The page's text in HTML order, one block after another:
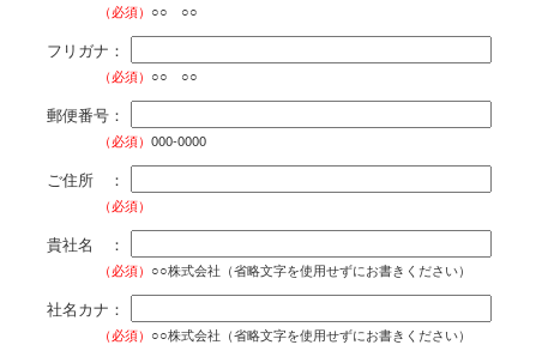
（必須） ○○ ○○
フリガナ：
（必須） ○○ ○○
郵便番号：
（必須） 000-0000
ご住所 ：
（必須）
貴社名 ：
（必須） ○○株式会社（省略文字を使用せずにお書きください）
社名カナ：
（必須） ○○株式会社（省略文字を使用せずにお書きください）